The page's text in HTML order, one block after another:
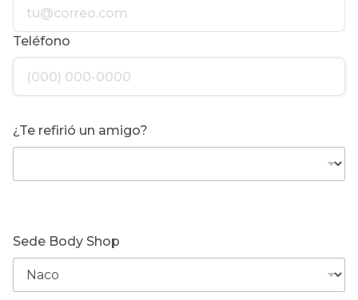
Teléfono
¿Te refirió un amigo?
Sede Body Shop